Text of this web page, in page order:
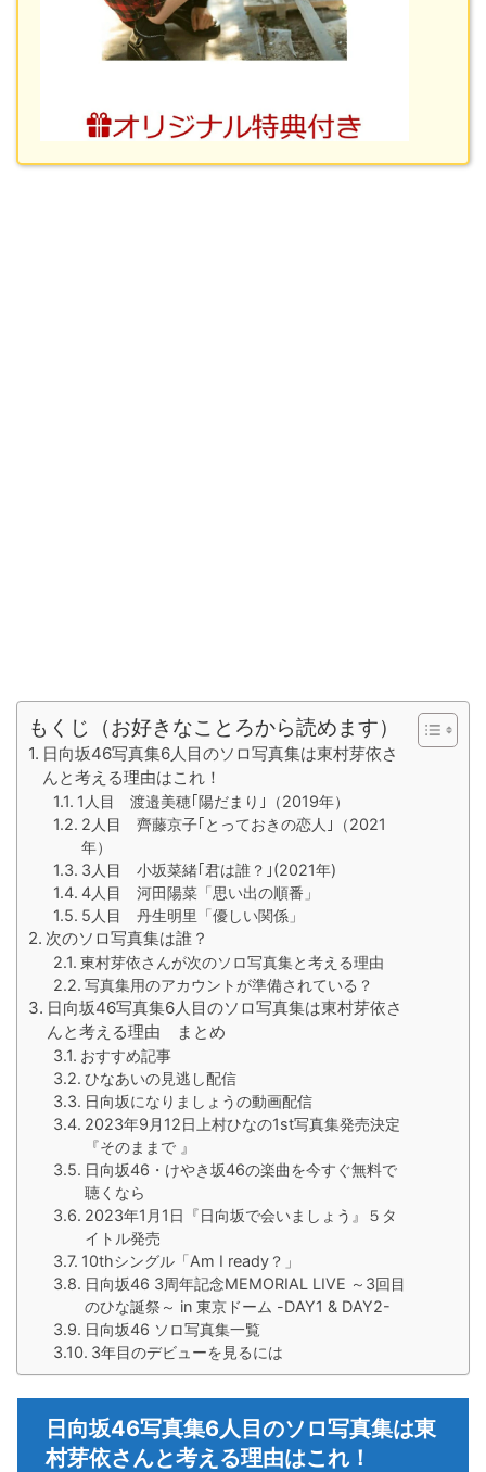
もくじ（お好きなことろから読めます）
日向坂46写真集6人目のソロ写真集は東村芽依さ
んと考える理由はこれ！
1人目 渡邉美穂｢陽だまり｣（2019年）
2人目 齊藤京子｢とっておきの恋人｣（2021
年）
3人目 小坂菜緒｢君は誰？｣(2021年)
4人目 河田陽菜「思い出の順番」
5人目 丹生明里「優しい関係」
次のソロ写真集は誰？
東村芽依さんが次のソロ写真集と考える理由
写真集用のアカウントが準備されている？
日向坂46写真集6人目のソロ写真集は東村芽依さ
んと考える理由 まとめ
おすすめ記事
ひなあいの見逃し配信
日向坂になりましょうの動画配信
2023年9月12日上村ひなの1st写真集発売決定
『そのままで 』
日向坂46・けやき坂46の楽曲を今すぐ無料で
聴くなら
2023年1月1日『日向坂で会いましょう』５タ
イトル発売
10thシングル「Am I ready？」
日向坂46 3周年記念MEMORIAL LIVE ～3回目
のひな誕祭～ in 東京ドーム -DAY1 & DAY2-
日向坂46 ソロ写真集一覧
3年目のデビューを見るには
日向坂46写真集6人目のソロ写真集は東
村芽依さんと考える理由はこれ！